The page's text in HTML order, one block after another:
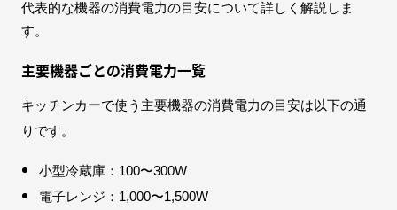
代表的な機器の消費電力の目安について詳しく解説しま
す。
主要機器ごとの消費電力一覧
キッチンカーで使う主要機器の消費電力の目安は以下の通
りです。
小型冷蔵庫：100〜300W
電子レンジ：1,000〜1,500W